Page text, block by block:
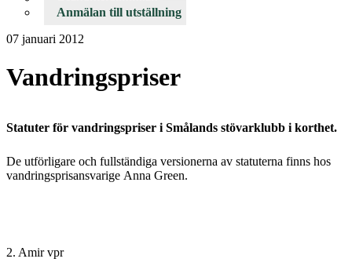
Anmälan till utställning
07 januari 2012
Vandringspriser
Statuter för vandringspriser i Smålands stövarklubb i korthet.
De utförligare och fullständiga versionerna av statuterna finns hos
vandringsprisansvarige Anna Green.
2. Amir vpr